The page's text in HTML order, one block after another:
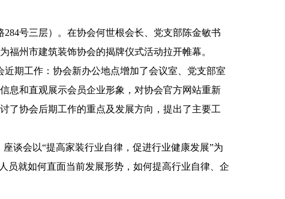
号三层）。在协会何世根会长、党支部陈金敏书
福州市建筑装饰协会的揭牌仪式活动拉开帷幕。
期工作：协会新办公地点增加了会议室、党支部室
息和直观展示会员企业形象，对协会官方网站重新
了协会后期工作的重点及发展方向，提出了主要工
谈会以“提高家装行业自律，促进行业健康发展”为
员就如何直面当前发展形势，如何提高行业自律、企